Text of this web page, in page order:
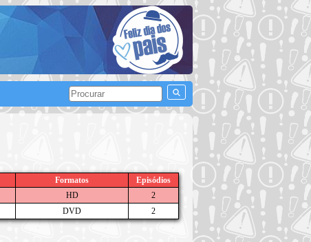
Formatos
Episódios
HD
2
DVD 2